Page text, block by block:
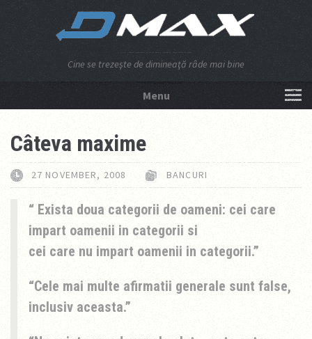
Cine se trezeşte de dimineaţă râde mai bine
Menu
Câteva maxime
27 NOVEMBER, 2008 BANCURI
Exista doua categorii de oameni: cei care
impart oamenii in categorii si
cei care nu impart oamenii in categorii.
Cele mai multe afirmatii generale sunt false,
inclusiv aceasta.